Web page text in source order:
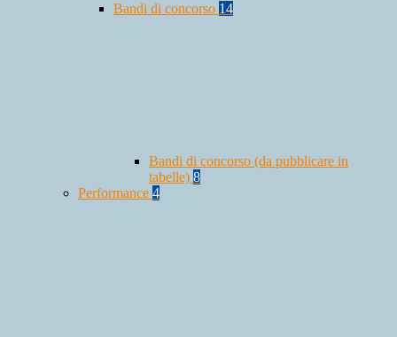
Bandi di concorso 14
Bandi di concorso (da pubblicare in
tabelle) 8
Performance 4